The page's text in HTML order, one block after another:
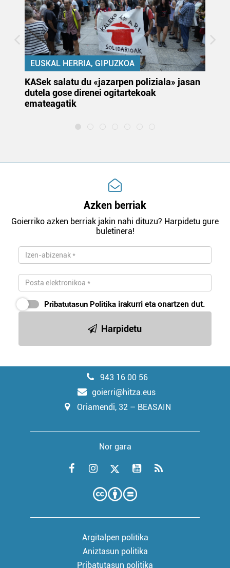
EUSKAL HERRIA, GIPUZKOA
KASek salatu du «jazarpen poliziala» jasan
dutela gose direnei ogitartekoak
emateagatik
Azken berriak
Goierriko azken berriak jakin nahi dituzu? Harpidetu gure
buletinera!
Pribatutasun Politika irakurri eta onartzen dut.
Harpidetu
943 16 00 56
goierri@hitza.eus
Oriamendi, 32 – BEASAIN
Nor gara
Argitalpen politika
Aniztasun politika
Pribatutasun politika